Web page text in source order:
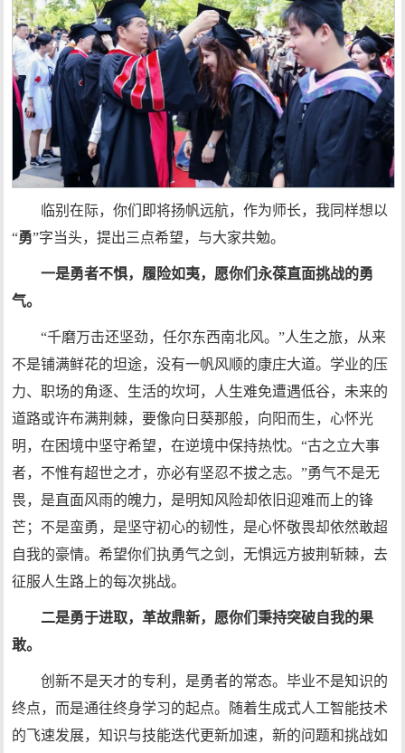
临别在际，你们即将扬帆远航，作为师长，我同样想以
“勇”字当头，提出三点希望，与大家共勉。
一是勇者不惧，履险如夷，愿你们永葆直面挑战的勇
气。
“千磨万击还坚劲，任尔东西南北风。”人生之旅，从来
不是铺满鲜花的坦途，没有一帆风顺的康庄大道。学业的压
力、职场的角逐、生活的坎坷，人生难免遭遇低谷，未来的
道路或许布满荆棘，要像向日葵那般，向阳而生，心怀光
明，在困境中坚守希望，在逆境中保持热忱。“古之立大事
者，不惟有超世之才，亦必有坚忍不拔之志。”勇气不是无
畏，是直面风雨的魄力，是明知风险却依旧迎难而上的锋
芒；不是蛮勇，是坚守初心的韧性，是心怀敬畏却依然敢超
自我的豪情。希望你们执勇气之剑，无惧远方披荆斩棘，去
征服人生路上的每次挑战。
二是勇于进取，革故鼎新，愿你们秉持突破自我的果
敢。
创新不是天才的专利，是勇者的常态。毕业不是知识的
终点，而是通往终身学习的起点。随着生成式人工智能技术
的飞速发展，知识与技能迭代更新加速，新的问题和挑战如